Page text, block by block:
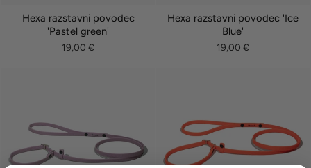
Hexa razstavni povodec
'Pastel green'
19,00 €
Hexa razstavni povodec 'Ice
Blue'
19,00 €